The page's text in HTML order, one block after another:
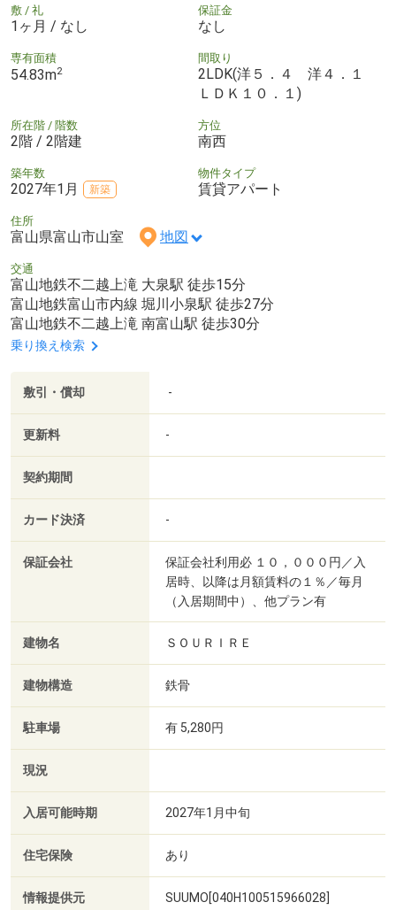
敷 / 礼
1ヶ月 / なし
保証金
なし
専有面積
54.83m2
間取り
2LDK(洋５．４ 洋４．１
ＬＤＫ１０．１)
所在階 / 階数
2階 / 2階建
方位
南西
築年数
2027年1月 新築
物件タイプ
賃貸アパート
住所
富山県富山市山室 地図
交通
富山地鉄不二越上滝 大泉駅 徒歩15分
富山地鉄富山市内線 堀川小泉駅 徒歩27分
富山地鉄不二越上滝 南富山駅 徒歩30分
乗り換え検索
敷引・償却 -
更新料 -
契約期間
カード決済 -
保証会社
保証会社利用必 １０，０００円／入
居時、以降は月額賃料の１％／毎月
（入居期間中）、他プラン有
建物名 ＳＯＵＲＩＲＥ
建物構造 鉄骨
駐車場 有 5,280円
現況
入居可能時期 2027年1月中旬
住宅保険 あり
情報提供元 SUUMO[040H100515966028]